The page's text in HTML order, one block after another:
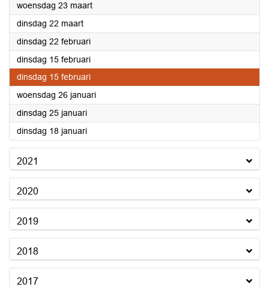
woensdag 23 maart2022
dinsdag 22 maart2022
dinsdag 22 februari2022
dinsdag 15 februari2022
dinsdag 15 februari2022
woensdag 26 januari2022
dinsdag 25 januari2022
dinsdag 18 januari2022
2021
2020
2019
2018
2017